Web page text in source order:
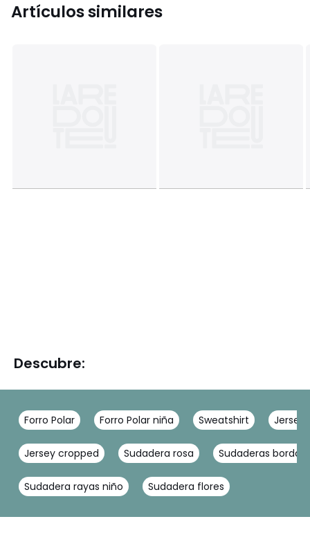
Artículos similares
Descubre:
Forro Polar Forro Polar niña Sweatshirt Jersey
Jersey cropped Sudadera rosa Sudaderas
Sudadera rayas niño Sudadera flores